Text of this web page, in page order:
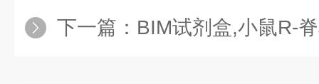
下一篇： BIM试剂盒,小鼠R-脊椎蛋白